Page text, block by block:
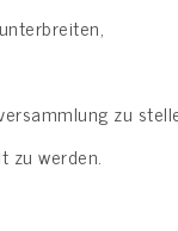
zu
zu werden.